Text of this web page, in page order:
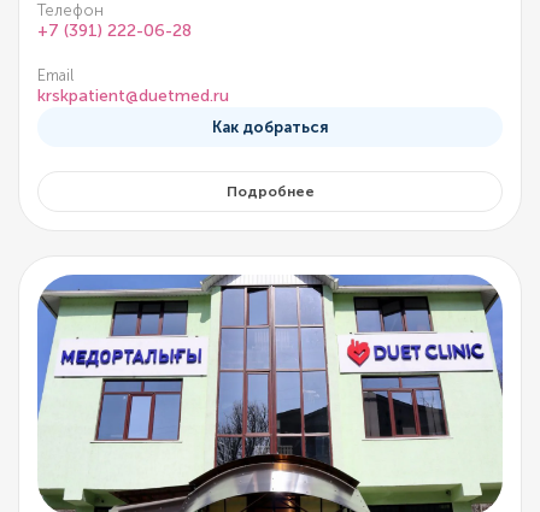
Телефон
+7 (391) 222-06-28
Email
krskpatient@duetmed.ru
Как добраться
Подробнее